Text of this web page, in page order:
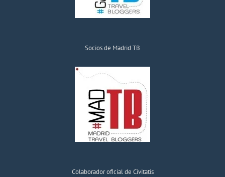
Socios de Madrid TB
Colaborador oficial de Civitatis